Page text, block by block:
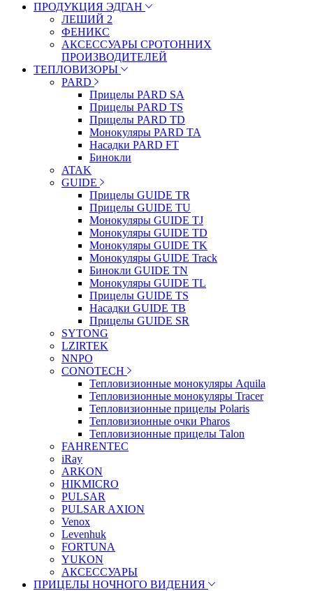
ПРОДУКЦИЯ ЭДГАН
ЛЕШИЙ 2
ФЕНИКС
АКСЕССУАРЫ СРОТОННИХ
ПРОИЗВОДИТЕЛЕЙ
ТЕПЛОВИЗОРЫ
PARD
Прицелы PARD SA
Прицелы PARD TS
Прицелы PARD TD
Монокуляры PARD TA
Насадки PARD FT
Бинокли
ATAK
GUIDE
Прицелы GUIDE TR
Прицелы GUIDE TU
Монокуляры GUIDE TJ
Монокуляры GUIDE TD
Монокуляры GUIDE TK
Монокуляры GUIDE Track
Бинокли GUIDE TN
Монокуляры GUIDE TL
Прицелы GUIDE TS
Насадки GUIDE TB
Прицелы GUIDE SR
SYTONG
LZIRTEK
NNPO
CONOTECH
Тепловизионные монокуляры Aquila
Тепловизионные монокуляры Tracer
Тепловизионные прицелы Polaris
Тепловизионные очки Pharos
Тепловизионные прицелы Talon
FAHRENTEC
iRay
ARKON
HIKMICRO
PULSAR
PULSAR AXION
Venox
Levenhuk
FORTUNA
YUKON
АКСЕССУАРЫ
ПРИЦЕЛЫ НОЧНОГО ВИДЕНИЯ